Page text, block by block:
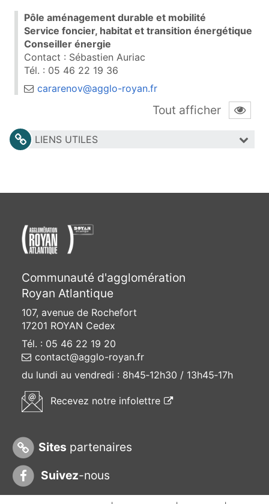
Pôle aménagement durable et mobilité
Service foncier, habitat et transition énergétique
Conseiller énergie
Contact : Sébastien Auriac
Tél. : 05 46 22 19 36
cararenov@agglo-royan.fr
Tout afficher
LIENS UTILES
Communauté d'agglomération
Royan Atlantique
107, avenue de Rochefort
17201 ROYAN Cedex
Tél. : 05 46 22 19 20
contact@agglo-royan.fr
du lundi au vendredi : 8h45‑12h30 / 13h45‑17h
Recevez notre infolettre (ouvre une nouvelle
Sites partenaires
Suivez-nous